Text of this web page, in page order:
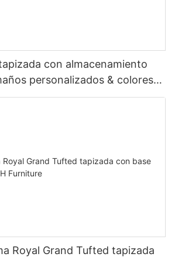
con almacenamiento
personalizados & colores
- Muebles JLH
Royal Grand Tufted tapizada